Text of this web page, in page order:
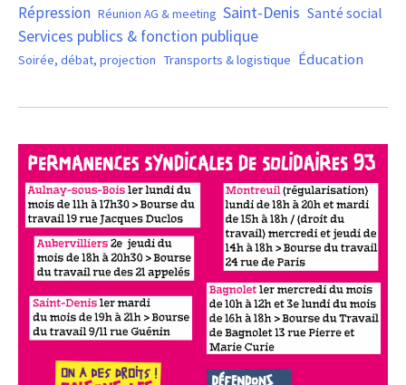
Répression Réunion AG & meeting Saint-Denis Santé social
Services publics & fonction publique
Soirée, débat, projection Transports & logistique Éducation